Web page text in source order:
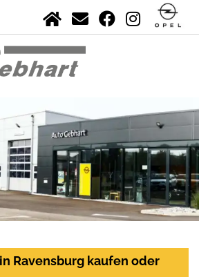
Ravensburg kaufen oder